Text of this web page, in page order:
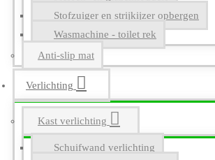
Stofzuiger en strijkijzer opbergen
Wasmachine - toilet rek
Anti-slip mat
Verlichting
Kast verlichting
Schuifwand verlichting